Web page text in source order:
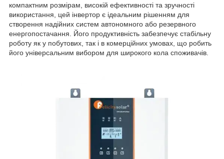
компактним розмірам, високій ефективності та зручності
використання, цей інвертор є ідеальним рішенням для
створення надійних систем автономного або резервного
енергопостачання. Його продуктивність забезпечує стабільну
роботу як у побутових, так і в комерційних умовах, що робить
його універсальним вибором для широкого кола споживачів.